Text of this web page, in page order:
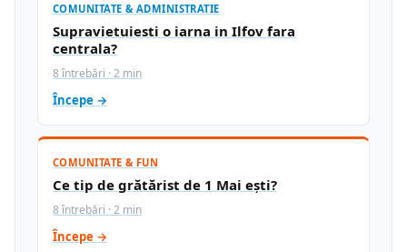
COMUNITATE & ADMINISTRATIE
Supravietuiesti o iarna in Ilfov fara
centrala?
8 întrebări · 2 min
Începe →
COMUNITATE & FUN
Ce tip de grătărist de 1 Mai ești?
8 întrebări · 2 min
Începe →